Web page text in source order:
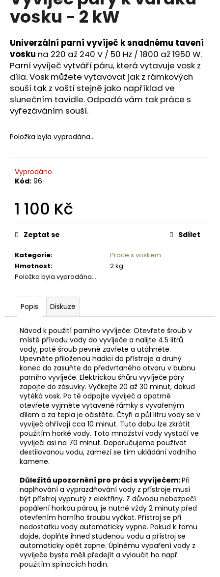
z
hvězdiček.
vosku - 2 kW
Univerzální parní vyvíječ k snadnému tavení
vosku na 220 až 240 V / 50 Hz / 1800 až 1950 W.
Parní vyvíječ vytváří páru, která vytavuje vosk z
díla. Vosk můžete vytavovat jak z rámkových
souší tak z voští stejně jako například ve
slunečním tavidle. Odpadá vám tak práce s
vyřezáváním souší.
Položka byla vyprodána…
Vyprodáno
Kód: 96
1 100 Kč
Měrná
cena:
Kategorie:
Práce s voskem
Hmotnost:
2 kg
Položka byla vyprodána…
Zeptat se Sdílet
Popis Diskuze
Návod k použití parního vyvíječe: Otevřete šroub v
místě přívodu vody do vyvíječe a nalijte 4.5 litrů
vody, poté šroub pevně zavřete a utáhněte.
Upevněte přiloženou hadici do přístroje a druhý
konec do zasuňte do předvrtaného otvoru v bubnu
parního vyvíječe. Elektrickou šňůru vyvíječe páry
zapojte do zásuvky. Vyčkejte 20 až 30 minut, dokud
vytéká vosk. Po té odpojte vyvíječ a opatrně
otevřete vyjměte vytavené rámky s vyvařeným
dílem a za tepla je očistěte. Čtyři a půl litru vody se v
vyvíječ ohřívají cca 10 minut. Tuto dobu lze zkrátit
použitím horké vody. Toto množství vody vystačí ve
vyvíječi asi na 70 minut. Doporučujeme používat
destilovanou vodu, zamezí se tím ukládání vodního
kamene.
Důležitá upozornění pro práci s vyvíječem:Při
naplňování a vyprazdňování vody z přístroje musí
být přístroj vypnutý z elektřiny. Z důvodu nebezpečí
popálení horkou párou, je nutné vždy 2 minuty před
otevřením horního šroubu vyčkat. Přístroj se při
nedostatku vody automaticky vypne. Pokud k tomu
dojde, doplňte ihned studenou vodu a přístroj se
automaticky opět zapne. Úplnému vypaření vody z
vyvíječe byste měli předejít a vyloučit ho např.
použitím spínacích hodin.
a
j
í
t
?
HLEDAT
D
o
p
r
č
u
e
m
e
DIGITÁLNÍ
SMĚROVÝ
KRMIVA
MOULTRIE
PRO
HUNTER
DIRECTIONAL
720
Kč